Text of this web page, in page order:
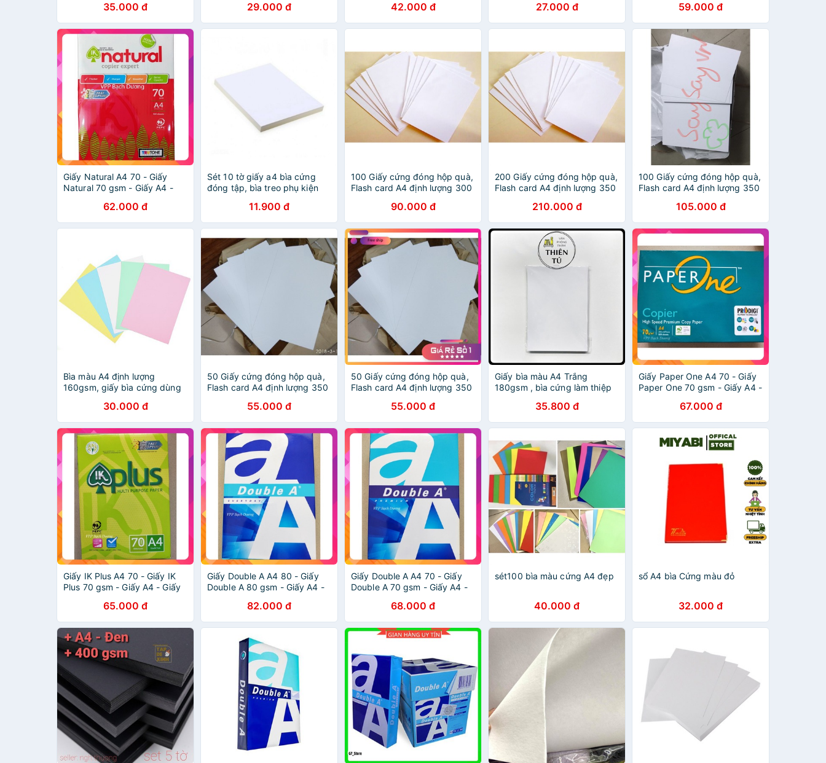
35.000 đ 29.000 đ 42.000 đ 27.000 đ 59.000 đ
Giấy Natural A4 70 - Giấy
Natural 70 gsm - Giấy A4 -
Giấy Indonesia62.000 đ
Sét 10 tờ giấy a4 bìa cứng
đóng tập, bìa treo phụ kiện
11.900 đ
100 Giấy cứng đóng hộp quà,
Flash card A4 định lượng 300
90.000 đ
200 Giấy cứng đóng hộp quà,
Flash card A4 định lượng 350
210.000 đ
100 Giấy cứng đóng hộp quà,
Flash card A4 định lượng 350
105.000 đ
Bìa màu A4 định lượng
160gsm, giấy bìa cứng dùng
30.000 đ
50 Giấy cứng đóng hộp quà,
Flash card A4 định lượng 350
55.000 đ
50 Giấy cứng đóng hộp quà,
Flash card A4 định lượng 350
55.000 đ
Giấy bìa màu A4 Trắng
180gsm , bìa cứng làm thiệp
35.800 đ
Giấy Paper One A4 70 - Giấy
Paper One 70 gsm - Giấy A4 -
Giấy Indonesia67.000 đ
Giấy IK Plus A4 70 - Giấy IK
Plus 70 gsm - Giấy A4 - Giấy
65.000 đ
Giấy Double A A4 80 - Giấy
Double A 80 gsm - Giấy A4 -
Giấy Thái Lan82.000 đ
Giấy Double A A4 70 - Giấy
Double A 70 gsm - Giấy A4 -
Giấy Thái Lan68.000 đ
sét100 bìa màu cứng A4 đẹp
40.000 đ
sổ A4 bìa Cứng màu đỏ
32.000 đ